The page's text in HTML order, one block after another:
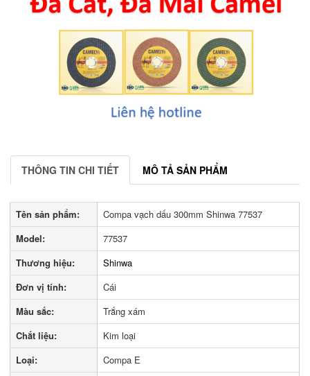
THÔNG TIN CHI TIẾT MÔ TẢ SẢN PHẨM
Tên sản phẩm:
Compa vạch dấu 300mm Shinwa 77537
Model:
77537
Thương hiệu:
Shinwa
Đơn vị tính:
Cái
Màu sắc:
Trắng xám
Chắt liệu:
Kim loại
Loại:
Compa E